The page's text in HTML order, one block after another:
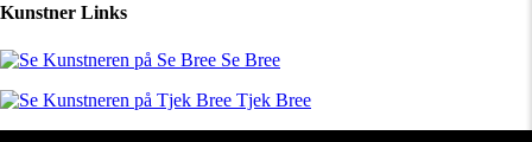
Kunstner Links
Se Bree
Tjek Bree